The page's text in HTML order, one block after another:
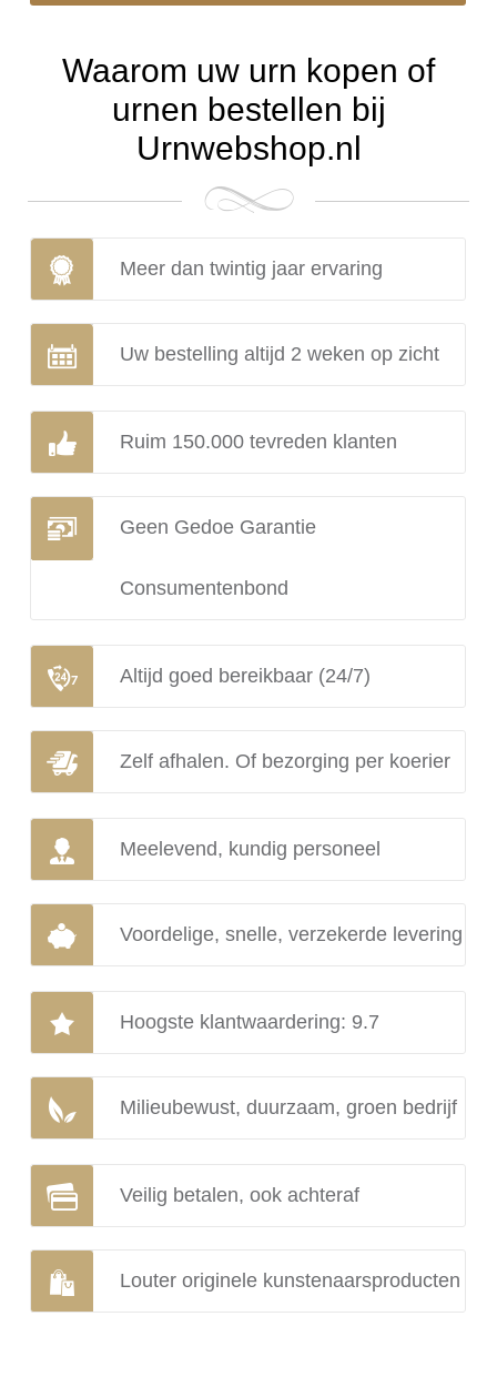
Waarom uw urn kopen of
urnen bestellen bij
Urnwebshop.nl
Meer dan twintig jaar ervaring
Uw bestelling altijd 2 weken op zicht
Ruim 150.000 tevreden klanten
Geen Gedoe Garantie
Consumentenbond
Altijd goed bereikbaar (24/7)
Zelf afhalen. Of bezorging per koerier
Meelevend, kundig personeel
Voordelige, snelle, verzekerde levering
Hoogste klantwaardering: 9.7
Milieubewust, duurzaam, groen bedrijf
Veilig betalen, ook achteraf
Louter originele kunstenaarsproducten